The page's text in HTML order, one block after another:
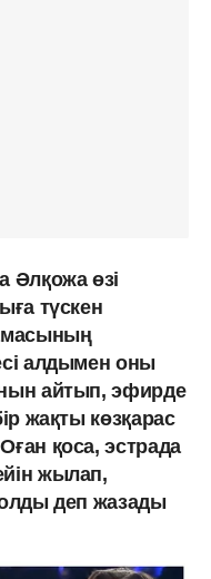
Әлқожа өзі
түскен
алдымен оны
айтып, эфирде
жақты көзқарас
қоса, эстрада
жылап,
деп жазады